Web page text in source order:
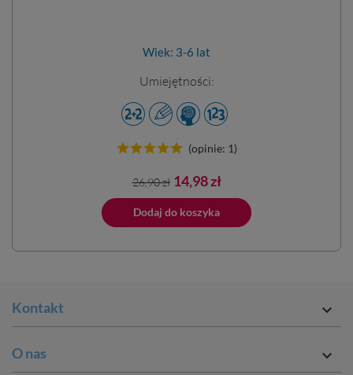
Wiek: 3-6 lat
Umiejętności:
(opinie: 1)
Cena
podstawowa
26,90 zł Cena
14,98 zł
Dodaj do koszyka
Kontakt 
O nas 